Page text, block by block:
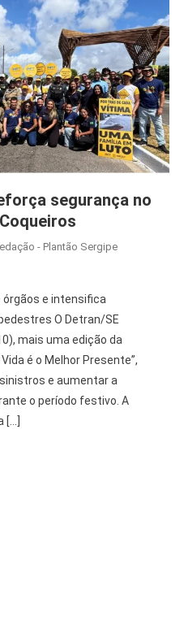
segurança no
- Plantão Sergipe
órgãos e intensifica
O Detran/SE
mais uma edição da
é o Melhor Presente”,
e aumentar a
o período festivo. A